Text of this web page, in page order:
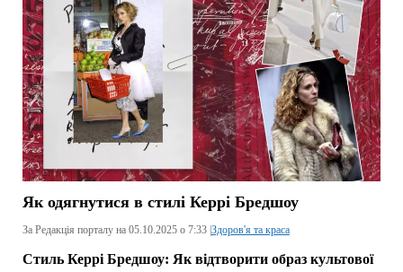
Як одягнутися в стилі Керрі Бредшоу
За Редакція порталу на 05.10.2025 о 7:33 | Здоров'я та краса
Стиль Керрі Бредшоу: Як відтворити образ культової